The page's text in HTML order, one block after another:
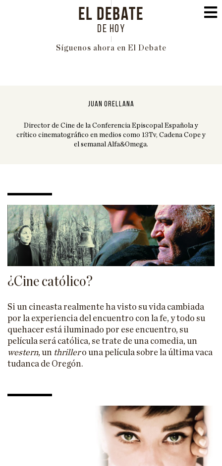
EL DEBATE
DE HOY
Síguenos ahora en El Debate
ECONOMÍA
CULTURA
HISTORIA
CIENCIA
EL ASTROLABIO
ENTREVISTAS
PÓDCAST
ESPECIAL VILLACISNEROS
JUAN ORELLANA
Director de Cine de la Conferencia Episcopal Española y
crítico cinematográfico en medios como 13Tv, Cadena Cope y
el semanal Alfa&Omega.
¿Cine católico?
Si un cineasta realmente ha visto su vida cambiada
por la experiencia del encuentro con la fe, y todo su
quehacer está iluminado por ese encuentro, su
película será católica, se trate de una comedia, un
western, un thrillero una película sobre la última vaca
tudanca de Oregón.